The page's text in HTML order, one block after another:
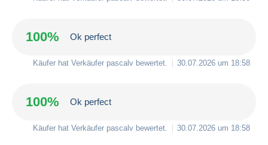
100% Ok perfect
Käufer hat Verkäufer pascalv bewertet. 30.07.2026 um 18:58
100% Ok perfect
Käufer hat Verkäufer pascalv bewertet. 30.07.2026 um 18:58